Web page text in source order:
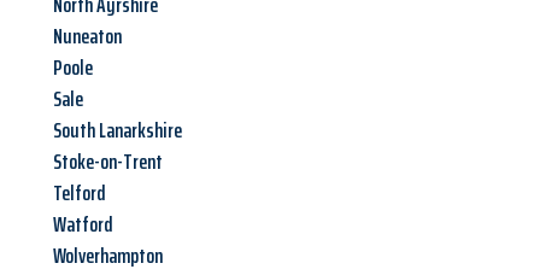
Nuneaton
Poole
Sale
South Lanarkshire
Stoke-on-Trent
Telford
Watford
Wolverhampton